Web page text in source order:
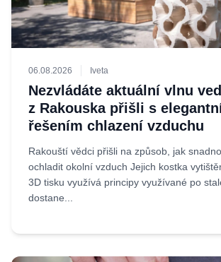
06.08.2026 Iveta
Nezvládáte aktuální vlnu
z Rakouska přišli s
řešením chlazení vzduchu
Rakouští vědci přišli na způsob, jak
ochladit okolní vzduch Jejich kostka
3D tisku využívá principy využívané po
dostane...